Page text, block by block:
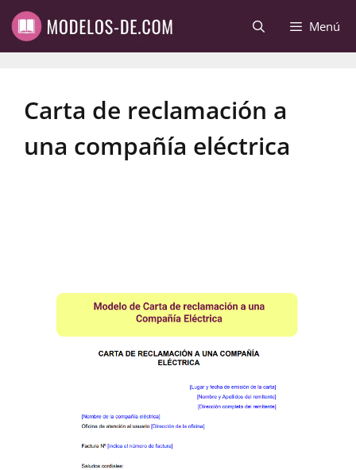
Saltar
al
contenido
Menú
Carta de reclamación a
una compañía eléctrica